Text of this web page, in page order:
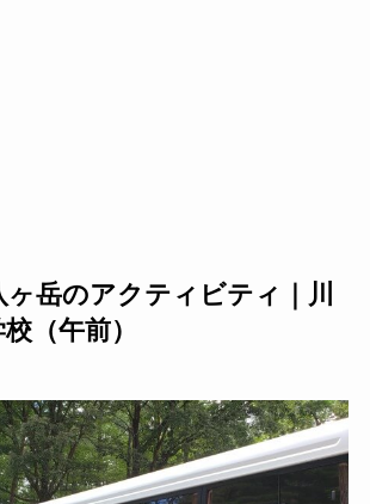
ヶ岳のアクティビティ｜川
（午前）